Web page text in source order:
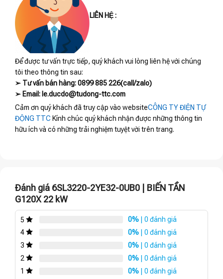
LIÊN HỆ :
Để được tư vấn trực tiếp, quý khách vui lòng liên hệ với chúng
tôi theo thông tin sau:
➢ Tư vấn bán hàng: 0899 885 226(call/zalo)
➢ Email: le.ducdo@tudong-ttc.com
Cảm ơn quý khách đã truy cập vào websiteCÔNG TY ĐIỆN TỰ
ĐỘNG TTC Kính chúc quý khách nhận được những thông tin
hữu ích và có những trải nghiệm tuyệt vời trên trang.
Đánh giá 6SL3220-2YE32-0UB0 | BIẾN TẦN
G120X 22 kW
5 0% | 0 đánh giá
4
0% | 0 đánh giá
3
0% | 0 đánh giá
2
0% | 0 đánh giá
1
0% | 0 đánh giá